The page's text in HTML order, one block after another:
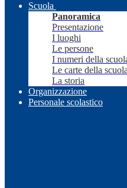
Scuola
Panoramica
Presentazione
I luoghi
Le persone
I numeri della
Le carte della scuola
La storia
Organizzazione
Personale scolastico